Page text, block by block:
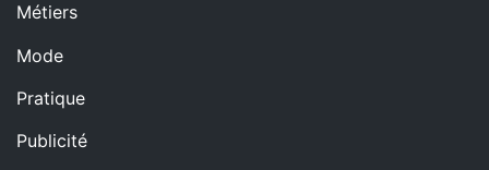
Métiers
Mode
Pratique
Publicité